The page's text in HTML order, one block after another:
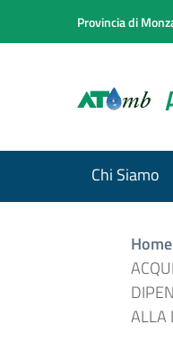
Provincia di
Chi Siamo
Home
ALLA